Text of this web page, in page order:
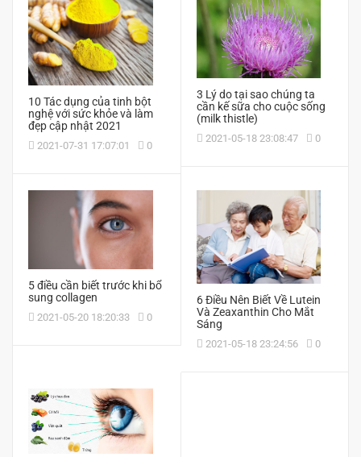
10 Tác dụng của tinh bột
nghệ với sức khỏe và làm
đẹp cập nhật 2021
2021-07-31 17:07:01 0
3 Lý do tại sao chúng ta
cần kế sữa cho cuộc sống
(milk thistle)
2021-05-18 23:08:47 0
5 điều cần biết trước khi bổ
sung collagen
2021-05-20 18:20:33 0
6 Điều Nên Biết Về Lutein
Và Zeaxanthin Cho Mắt
Sáng
2021-05-18 23:24:56 0